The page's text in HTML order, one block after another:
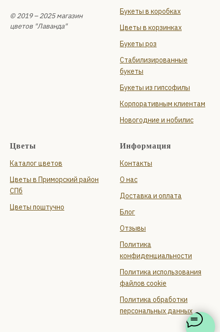
© 2019 – 2025 магазин
цветов "Лаванда"
Букеты в коробках
Цветы в корзинках
Букеты роз
Стабилизированные
букеты
Букеты из гипсофилы
Корпоративным клиентам
Новогодние и нобилис
Цветы
Каталог цветов
Цветы в Приморский район
СПб
Цветы поштучно
Информация
Контакты
О нас
Доставка и оплата
Блог
Отзывы
Политика
конфиденциальности
Политика использования
файлов cookie
Политика обработки
персональных данных